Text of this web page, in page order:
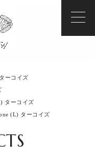
ーコイズ
ターコイズ
(L) ターコイズ